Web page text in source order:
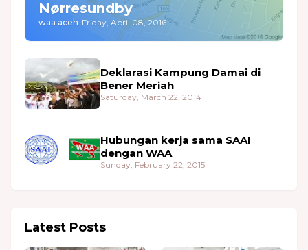
Nørresundby
waa aceh-Friday, April 08, 2016
Deklarasi Kampung Damai di
Bener Meriah
Saturday, March 22, 2014
Hubungan kerja sama SAAI
dengan WAA
Sunday, February 22, 2015
Latest Posts